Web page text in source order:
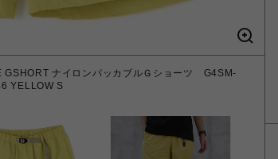
ナイロンパッカブルＧショーツ G4SM-
YELLOW S